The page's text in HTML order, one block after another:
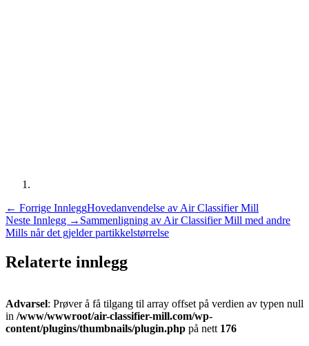
← Forrige InnleggHovedanvendelse av Air Classifier Mill
Neste Innlegg → Sammenligning av Air Classifier Mill med andre
Mills når det gjelder partikkelstørrelse
Relaterte innlegg
Advarsel: Prøver å få tilgang til array offset på verdien av typen null
in /www/wwwroot/air-classifier-mill.com/wp-
content/plugins/thumbnails/plugin.php på nett 176